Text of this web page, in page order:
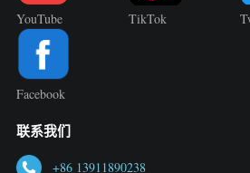
YouTube TikTok
Facebook
联系我们
+86 13911890238